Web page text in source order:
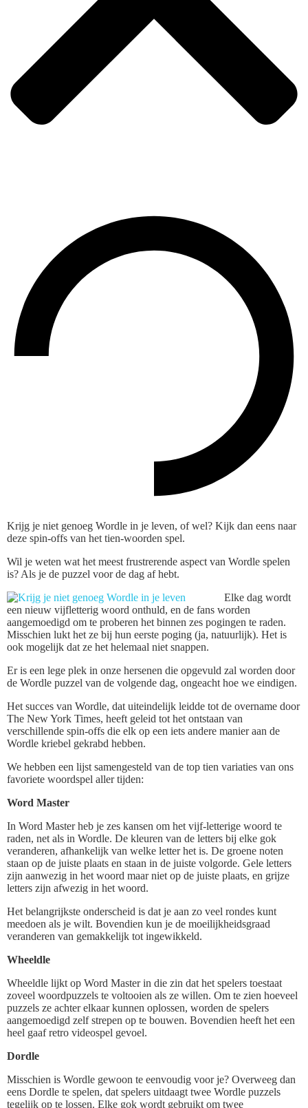
Krijg je niet genoeg Wordle in je leven, of wel? Kijk dan eens naar
deze spin-offs van het tien-woorden spel.
Wil je weten wat het meest frustrerende aspect van Wordle spelen
is? Als je de puzzel voor de dag af hebt.
Elke dag wordt
een nieuw vijfletterig woord onthuld, en de fans worden
aangemoedigd om te proberen het binnen zes pogingen te raden.
Misschien lukt het ze bij hun eerste poging (ja, natuurlijk). Het is
ook mogelijk dat ze het helemaal niet snappen.
Er is een lege plek in onze hersenen die opgevuld zal worden door
de Wordle puzzel van de volgende dag, ongeacht hoe we eindigen.
Het succes van Wordle, dat uiteindelijk leidde tot de overname door
The New York Times, heeft geleid tot het ontstaan van
verschillende spin-offs die elk op een iets andere manier aan de
Wordle kriebel gekrabd hebben.
We hebben een lijst samengesteld van de top tien variaties van ons
favoriete woordspel aller tijden:
Word Master
In Word Master heb je zes kansen om het vijf-letterige woord te
raden, net als in Wordle. De kleuren van de letters bij elke gok
veranderen, afhankelijk van welke letter het is. De groene noten
staan op de juiste plaats en staan in de juiste volgorde. Gele letters
zijn aanwezig in het woord maar niet op de juiste plaats, en grijze
letters zijn afwezig in het woord.
Het belangrijkste onderscheid is dat je aan zo veel rondes kunt
meedoen als je wilt. Bovendien kun je de moeilijkheidsgraad
veranderen van gemakkelijk tot ingewikkeld.
Wheeldle
Wheeldle lijkt op Word Master in die zin dat het spelers toestaat
zoveel woordpuzzels te voltooien als ze willen. Om te zien hoeveel
puzzels ze achter elkaar kunnen oplossen, worden de spelers
aangemoedigd zelf strepen op te bouwen. Bovendien heeft het een
heel gaaf retro videospel gevoel.
Dordle
Misschien is Wordle gewoon te eenvoudig voor je? Overweeg dan
eens Dordle te spelen, dat spelers uitdaagt twee Wordle puzzels
tegelijk op te lossen. Elke gok wordt gebruikt om twee